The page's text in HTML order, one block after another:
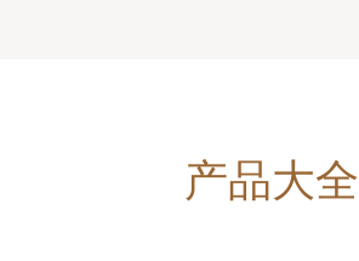
产品大全